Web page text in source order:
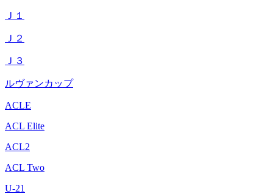
Ｊ１
Ｊ２
Ｊ３
ルヴァンカップ
ACLE
ACL Elite
ACL2
ACL Two
U-21